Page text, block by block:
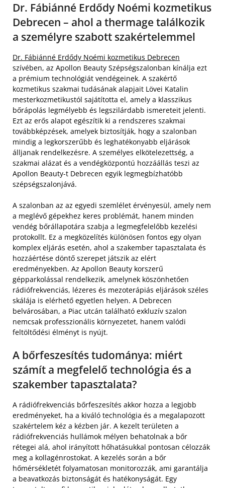
Dr. Fábiánné Erdődy Noémi kozmetikus
Debrecen – ahol a thermage találkozik
a személyre szabott szakértelemmel
Dr. Fábiánné Erdődy Noémi kozmetikus Debrecen
szívében, az Apollon Beauty Szépségszalonban kínálja ezt
a prémium technológiát vendégeinek. A szakértő
kozmetikus szakmai tudásának alapjait Lövei Katalin
mesterkozmetikustól sajátította el, amely a klasszikus
bőrápolás legmélyebb és legszilárdabb ismereteit jelenti.
Ezt az erős alapot egészítik ki a rendszeres szakmai
továbbképzések, amelyek biztosítják, hogy a szalonban
mindig a legkorszerűbb és leghatékonyabb eljárások
álljanak rendelkezésre. A személyes elkötelezettség, a
szakmai alázat és a vendégközpontú hozzáállás teszi az
Apollon Beauty-t Debrecen egyik legmegbízhatóbb
szépségszalonjává.
A szalonban az az egyedi szemlélet érvényesül, amely nem
a meglévő gépekhez keres problémát, hanem minden
vendég bőrállapotára szabja a legmegfelelőbb kezelési
protokollt. Ez a megközelítés különösen fontos egy olyan
komplex eljárás esetén, ahol a szakember tapasztalata és
hozzáértése döntő szerepet játszik az elért
eredményekben. Az Apollon Beauty korszerű
gépparkolással rendelkezik, amelynek köszönhetően
rádiófrekvenciás, lézeres és mezoterápiás eljárások széles
skálája is elérhető egyetlen helyen. A Debrecen
belvárosában, a Piac utcán található exkluzív szalon
nemcsak professzionális környezetet, hanem valódi
feltöltődési élményt is nyújt.
A bőrfeszesítés tudománya: miért
számít a megfelelő technológia és a
szakember tapasztalata?
A rádiófrekvenciás bőrfeszesítés akkor hozza a legjobb
eredményeket, ha a kiváló technológia és a megalapozott
szakértelem kéz a kézben jár. A kezelt területen a
rádiófrekvenciás hullámok mélyen behatolnak a bőr
rétegei alá, ahol irányított hőhatásukkal pontosan célozzák
meg a kollagénrostokat. A kezelés során a bőr
hőmérsékletét folyamatosan monitorozzák, ami garantálja
a beavatkozás biztonságát és hatékonyságát. Egy